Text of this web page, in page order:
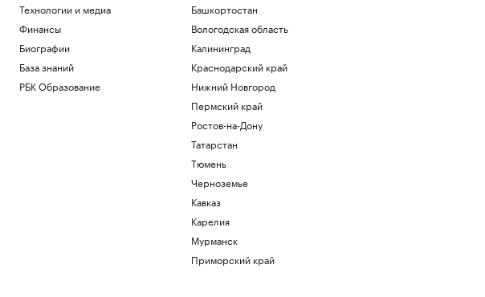
Bloomberg узнал, что Украине грозит
обвал экспорта зерна
Политика
Экспорт синтетических алмазов из
Китая резко вырос на фоне бума ИИ
Технологии и медиа
Telegraph сообщил о выплатах УЕФА
Технологии и медиа
Финансы
Биографии
База знаний
РБК Образование
Башкортостан
Вологодская область
Калининград
Краснодарский край
Нижний Новгород
Пермский край
Ростов-на-Дону
Татарстан
Тюмень
Черноземье
Кавказ
Карелия
Мурманск
Приморский край